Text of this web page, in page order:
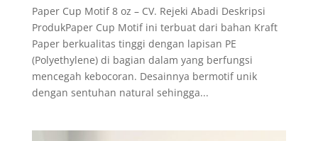
Paper Cup Motif 8 oz – CV. Rejeki Abadi Deskripsi
ProdukPaper Cup Motif ini terbuat dari bahan Kraft
Paper berkualitas tinggi dengan lapisan PE
(Polyethylene) di bagian dalam yang berfungsi
mencegah kebocoran. Desainnya bermotif unik
dengan sentuhan natural sehingga...